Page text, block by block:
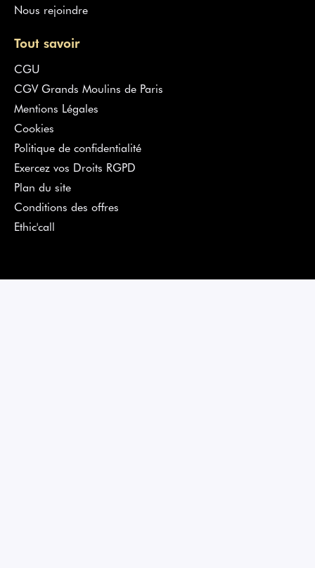
Nous rejoindre
Tout savoir
CGU
CGV Grands Moulins de Paris
Mentions Légales
Cookies
Politique de confidentialité
Exercez vos Droits RGPD
Plan du site
Conditions des offres
Ethic'call